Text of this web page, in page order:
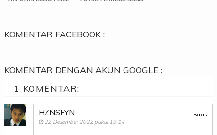
KOMENTAR FACEBOOK :
KOMENTAR DENGAN AKUN GOOGLE :
1 KOMENTAR:
HZNSFYN
22 Desember 2022 pukul 19.14
Balas